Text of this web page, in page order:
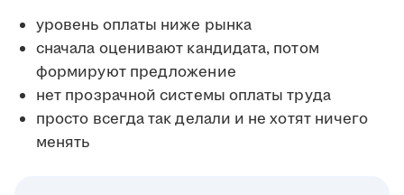
уровень оплаты ниже рынка
сначала оценивают кандидата, потом
формируют предложение
нет прозрачной системы оплаты труда
просто всегда так делали и не хотят ничего
менять